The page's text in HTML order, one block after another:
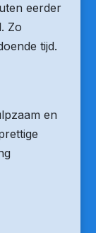
eerder
Zo
tijd.
en